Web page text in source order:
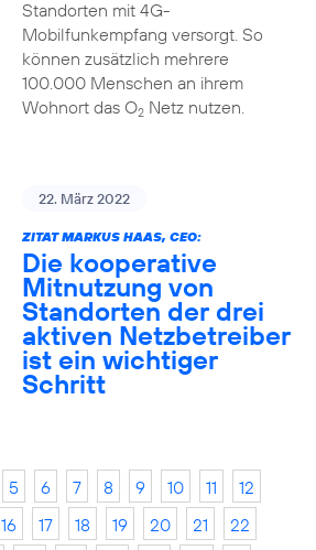
Standorten mit 4G-
Mobilfunkempfang versorgt. So
können zusätzlich mehrere
100.000 Menschen an ihrem
Wohnort das O2Netz nutzen.
22. März 2022
ZITAT MARKUS HAAS, CEO:
Die kooperative
Mitnutzung von
Standorten der drei
aktiven Netzbetreiber
ist ein wichtiger
Schritt
5 6 7 8 9 10 11
12
16 17 18 19 20 21
22